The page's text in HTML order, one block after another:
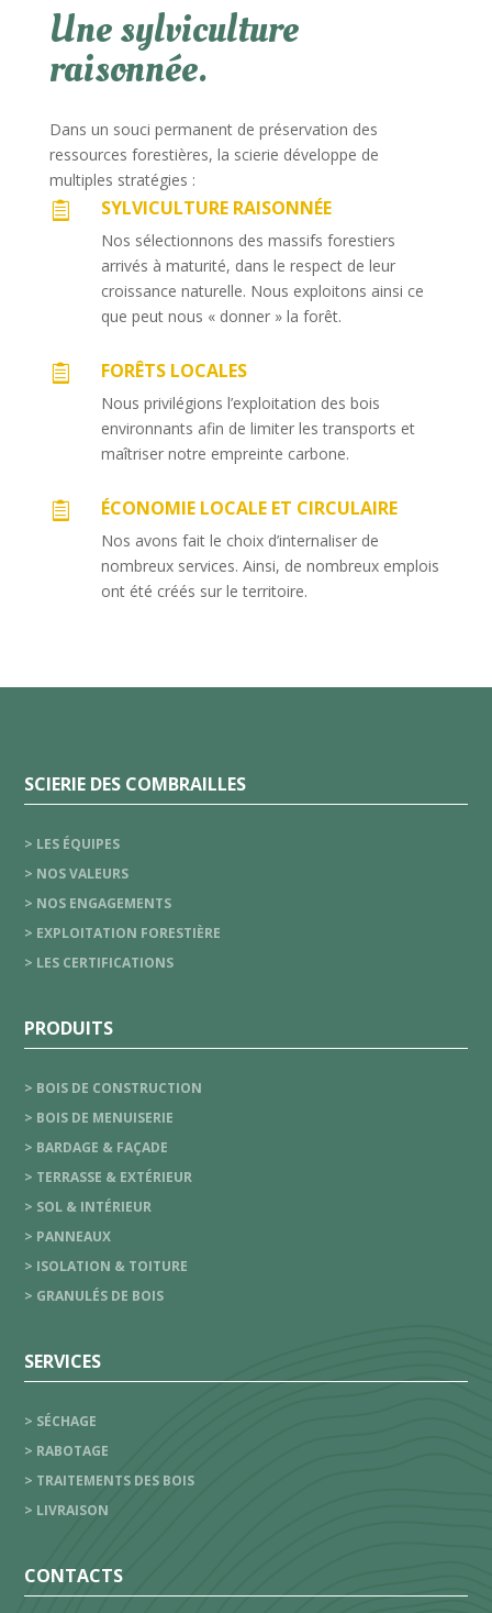
Une sylviculture
raisonnée.
Dans un souci permanent de préservation des
ressources forestières, la scierie développe de
multiples stratégies :
 SYLVICULTURE RAISONNÉE
Nos sélectionnons des massifs forestiers
arrivés à maturité, dans le respect de leur
croissance naturelle. Nous exploitons ainsi ce
que peut nous « donner » la forêt.
 FORÊTS LOCALES
Nous privilégions l’exploitation des bois
environnants afin de limiter les transports et
maîtriser notre empreinte carbone.
 ÉCONOMIE LOCALE ET CIRCULAIRE
Nos avons fait le choix d’internaliser de
nombreux services. Ainsi, de nombreux emplois
ont été créés sur le territoire.
SCIERIE DES COMBRAILLES
> LES ÉQUIPES
> NOS VALEURS
> NOS ENGAGEMENTS
> EXPLOITATION FORESTIÈRE
> LES CERTIFICATIONS
PRODUITS
> BOIS DE CONSTRUCTION
> BOIS DE MENUISERIE
> BARDAGE & FAÇADE
> TERRASSE & EXTÉRIEUR
> SOL & INTÉRIEUR
> PANNEAUX
> ISOLATION & TOITURE
> GRANULÉS DE BOIS
SERVICES
> SÉCHAGE
> RABOTAGE
> TRAITEMENTS DES BOIS
> LIVRAISON
CONTACTS